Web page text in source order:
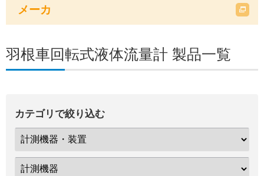
メーカ
羽根車回転式液体流量計 製品一覧
カテゴリで絞り込む